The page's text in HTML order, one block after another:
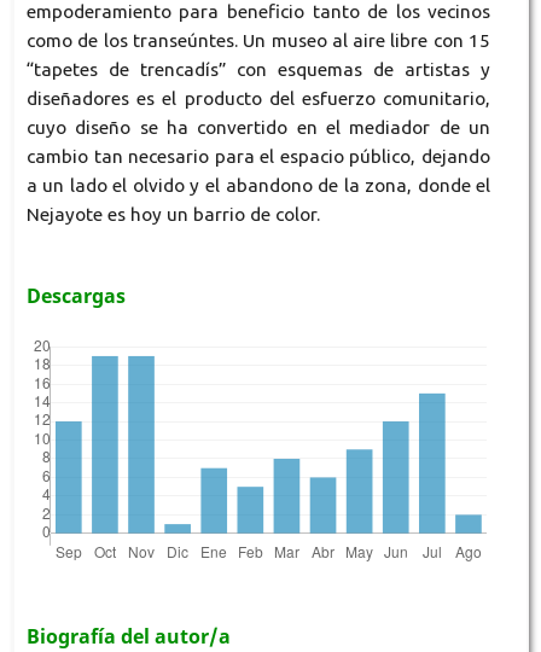
empoderamiento para beneficio tanto de los vecinos
como de los transeúntes. Un museo al aire libre con 15
“tapetes de trencadís” con esquemas de artistas y
diseñadores es el producto del esfuerzo comunitario,
cuyo diseño se ha convertido en el mediador de un
cambio tan necesario para el espacio público, dejando
a un lado el olvido y el abandono de la zona, donde el
Nejayote es hoy un barrio de color.
Descargas
Biografía del autor/a